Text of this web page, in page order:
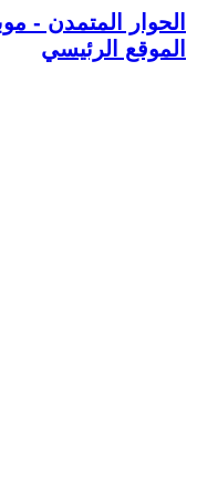
الحوار المتمدن -
الموقع الرئيسي